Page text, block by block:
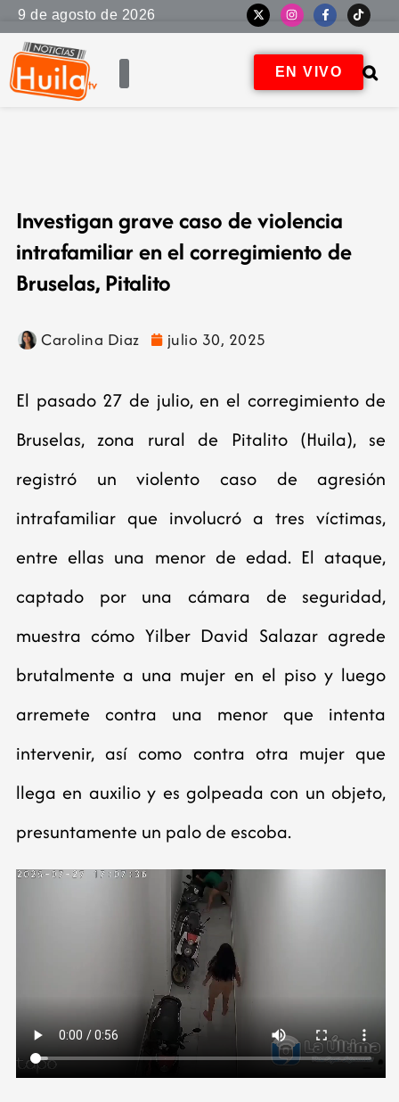
9 de agosto de 2026
EN VIVO
Investigan grave caso de violencia
intrafamiliar en el corregimiento de
Bruselas, Pitalito
Carolina Diaz julio 30, 2025
El pasado 27 de julio, en el corregimiento de
Bruselas, zona rural de Pitalito (Huila), se
registró un violento caso de agresión
intrafamiliar que involucró a tres víctimas,
entre ellas una menor de edad. El ataque,
captado por una cámara de seguridad,
muestra cómo Yilber David Salazar agrede
brutalmente a una mujer en el piso y luego
arremete contra una menor que intenta
intervenir, así como contra otra mujer que
llega en auxilio y es golpeada con un objeto,
presuntamente un palo de escoba.